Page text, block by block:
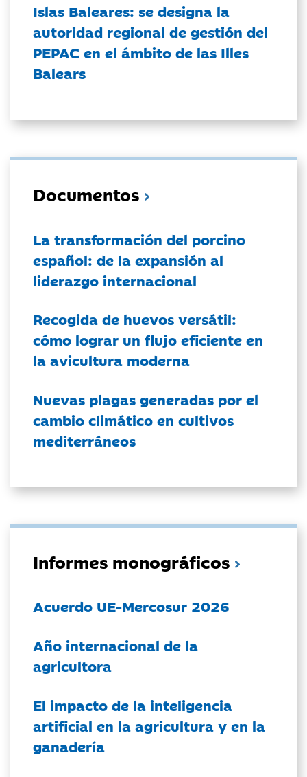
Islas Baleares: se designa la
autoridad regional de gestión del
PEPAC en el ámbito de las Illes
Balears
Documentos
La transformación del porcino
español: de la expansión al
liderazgo internacional
Recogida de huevos versátil:
cómo lograr un flujo eficiente en
la avicultura moderna
Nuevas plagas generadas por el
cambio climático en cultivos
mediterráneos
Informes monográficos
Acuerdo UE-Mercosur 2026
Año internacional de la
agricultora
El impacto de la inteligencia
artificial en la agricultura y en la
ganadería